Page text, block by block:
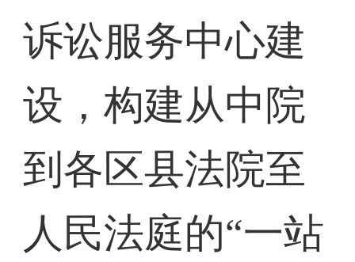
诉讼服务中心建
设，构建从中院
到各区县法院至
人民法庭的“一站